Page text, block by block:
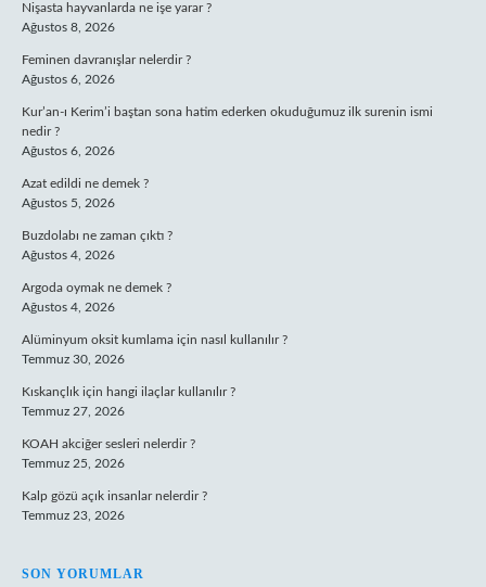
Nişasta hayvanlarda ne işe yarar ?
Ağustos 8, 2026
Feminen davranışlar nelerdir ?
Ağustos 6, 2026
Kur’an-ı Kerim’i baştan sona hatim ederken okuduğumuz ilk surenin ismi
nedir ?
Ağustos 6, 2026
Azat edildi ne demek ?
Ağustos 5, 2026
Buzdolabı ne zaman çıktı ?
Ağustos 4, 2026
Argoda oymak ne demek ?
Ağustos 4, 2026
Alüminyum oksit kumlama için nasıl kullanılır ?
Temmuz 30, 2026
Kıskançlık için hangi ilaçlar kullanılır ?
Temmuz 27, 2026
KOAH akciğer sesleri nelerdir ?
Temmuz 25, 2026
Kalp gözü açık insanlar nelerdir ?
Temmuz 23, 2026
SON YORUMLAR